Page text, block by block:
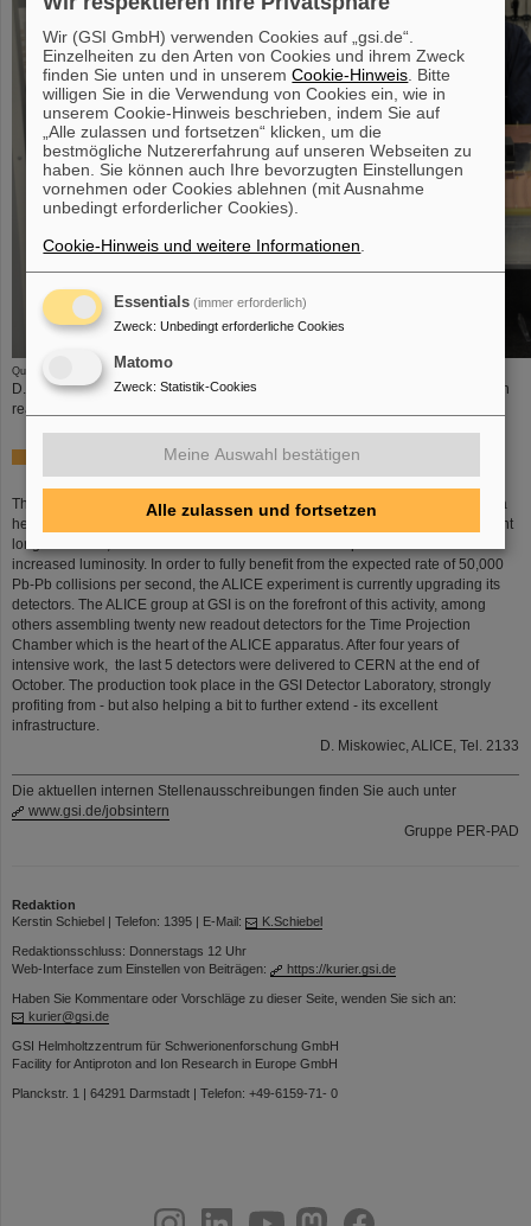
Quelle: Olga Pechenova
D. Miskowiec, M. Habib, B. Blidaru, and J. Hehner delighted by the nineteenth
readout detector
From Darmstadt to Wonderland
The Large Hadron Collider at CERN will end its second running period with a
heavy-ion run, colliding lead nuclei (Pb), starting this week. After a subsequent
long shutdown, in 2021 the accelerator will resume operation with an
increased luminosity. In order to fully benefit from the expected rate of 50,000
Pb-Pb collisions per second, the ALICE experiment is currently upgrading its
detectors. The ALICE group at GSI is on the forefront of this activity, among
others assembling twenty new readout detectors for the Time Projection
Chamber which is the heart of the ALICE apparatus. After four years of
intensive work, the last 5 detectors were delivered to CERN at the end of
October. The production took place in the GSI Detector Laboratory, strongly
profiting from - but also helping a bit to further extend - its excellent
infrastructure.
D. Miskowiec, ALICE, Tel. 2133
Die aktuellen internen Stellenausschreibungen finden Sie auch unter
www.gsi.de/jobsintern
Gruppe PER-PAD
Redaktion
Kerstin Schiebel | Telefon: 1395 | E-Mail:
K.Schiebel
Redaktionsschluss: Donnerstags 12 Uhr
Web-Interface zum Einstellen von Beiträgen:
https://kurier.gsi.de
Haben Sie Kommentare oder Vorschläge zu dieser Seite, wenden Sie sich an:
kurier@gsi.de
GSI Helmholtzzentrum für Schwerionenforschung GmbH
Facility for Antiproton and Ion Research in Europe GmbH
Planckstr. 1 | 64291 Darmstadt | Telefon: +49-6159-71- 0
youtubehelmholtz.socialfacebook
Wir (GSI GmbH) verwenden Cookies auf „gsi.de“.
Einzelheiten zu den Arten von Cookies und ihrem Zweck
finden Sie unten und in unseremCookie-Hinweis . Bitte
willigen Sie in die Verwendung von Cookies ein, wie in
unserem Cookie-Hinweis beschrieben, indem Sie auf
„Alle zulassen und fortsetzen“ klicken, um die
bestmögliche Nutzererfahrung auf unseren Webseiten zu
haben. Sie können auch Ihre bevorzugten Einstellungen
vornehmen oder Cookies ablehnen (mit Ausnahme
unbedingt erforderlicher Cookies).
Cookie-Hinweis und weitere Informationen
Essentials (immer erforderlich)
Zweck: Unbedingt erforderliche Cookies
Matomo
Zweck: Statistik-Cookies
Meine Auswahl bestätigen
Alle zulassen und fortsetzen